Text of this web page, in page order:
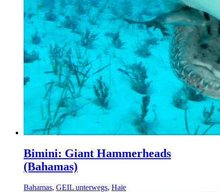
Bimini: Giant Hammerheads
(Bahamas)
Bahamas, GEIL unterwegs, Haie